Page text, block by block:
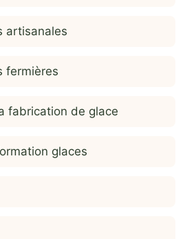
artisanales
fermières
fabrication de glace
glaces